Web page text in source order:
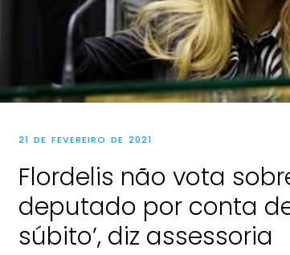
21 DE FEVEREIRO DE 2021
Flordelis não vota
deputado por conta
súbito’, diz assessoria